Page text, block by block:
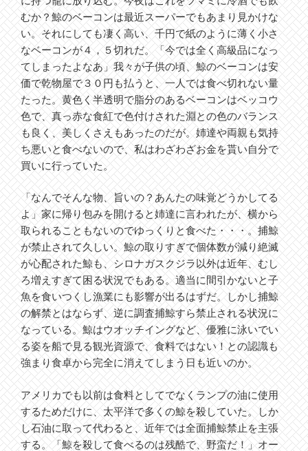
むか？鯨のベーコンは最近スーパーでもあまり見かけな
い。それにしても凄く高い、千円で紙のように薄く小さ
なベーコンが４，５切れだ。「今では全く高級品になっ
てしまったよなあ」我々が子供の頃、鯨のベーコンは安
価で乾物屋で３０円も払うと、一人では食べ切れない量
たった。黄色く半透明で脂分のあるベーコンはベッコウ
色で、真っ赤な食紅で色付けされた淵との色のバランス
も良く、美しくさえもあったのだが。姉達や両親も気持
ち悪いと食べないので、私はわざわざお金を貰い自分で
買いに行っていた。
「なんでそんな物、旨いの？あんたの味覚どうかしてる
よ」家に帰り包みを開けると姉達に言われたが、横から
取られることもないのでゆっくりと食べた・・・。捕鯨
が禁止されて久しい。鯨の取りすぎで個体数が減り絶滅
が心配された鯨も、シロナガスクジラ以外は近年、むし
ろ増えすぎて困る状況でもある。適当に間引かないと子
魚を食いつくし漁業にも影響が出るはずだ。しかし捕鯨
の解禁とはならず、逆に調査捕鯨すら禁止される状況に
なっている。鯨はウオッチイングなど、優雅に泳いでい
る姿を船で見る観光資源で、食料ではない！との認識も
強まり食卓から完全に消えてしまう日も近いのか。
アメリカでも以前は食料としてでなくランプの油に使用
するためだけに、太平洋で多くの鯨を殺していた。しか
し石油に取って代わると、近年では全面捕鯨禁止を主張
する。「鯨を殺して食べるのは残酷で、野蛮だ！」オー